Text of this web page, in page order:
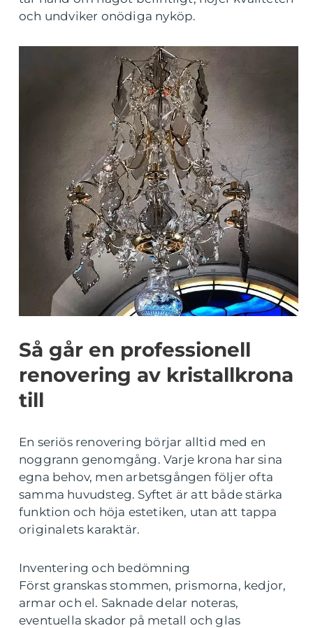
och undviker onödiga nyköp.
Så går en professionell
renovering av kristallkrona
till
En seriös renovering börjar alltid med en
noggrann genomgång. Varje krona har sina
egna behov, men arbetsgången följer ofta
samma huvudsteg. Syftet är att både stärka
funktion och höja estetiken, utan att tappa
originalets karaktär.
Inventering och bedömning
Först granskas stommen, prismorna, kedjor,
armar och el. Saknade delar noteras,
eventuella skador på metall och glas